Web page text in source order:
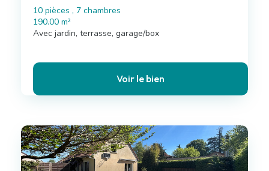
10 pièces , 7 chambres
190.00 m²
Avec jardin, terrasse, garage/box
Voir le bien